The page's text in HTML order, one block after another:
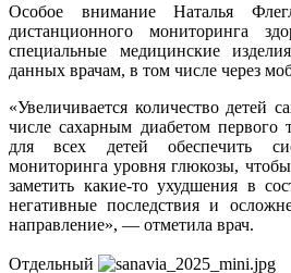
Особое внимание Наталья
дистанционного мониторинга
специальные медицинские
данных врачам, в том числе через
«Увеличивается количество детей
числе сахарным диабетом
для всех детей обеспечить
мониторинга уровня глюкозы,
заметить какие-то ухудшения в
негативные последствия и
направление», — отметила врач.
Отдельный